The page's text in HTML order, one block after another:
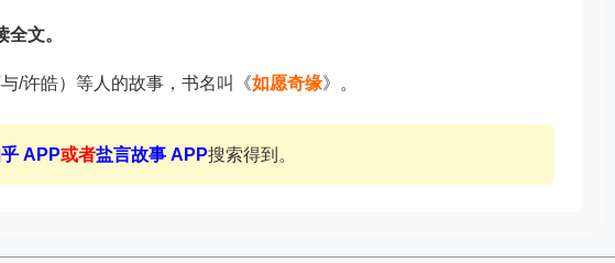
全文。
/许皓）等人的故事，书名叫《如愿奇缘》。
APP或者盐言故事 APP搜索得到。